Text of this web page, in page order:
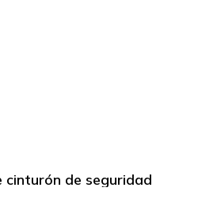
cinturón de seguridad